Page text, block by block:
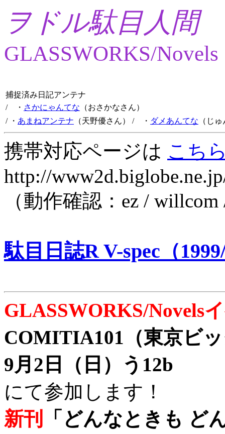
ヲドル駄目人間
GLASSWORKS/Novels
捕捉済み日記アンテナ
/ ・ さかにゃんてな （おさかなさん）
/ ・ あまねアンテナ （天野優さん） / ・ ダメあんてな （じ
携帯対応ページは こち
http://
（動作確認：ez /
駄目日誌R V-spec（
GLASSWORKS/Novels
COMITIA101（東京ビ
9月2日（日）う12b
にて参加します！
新刊
「どんなときも ど